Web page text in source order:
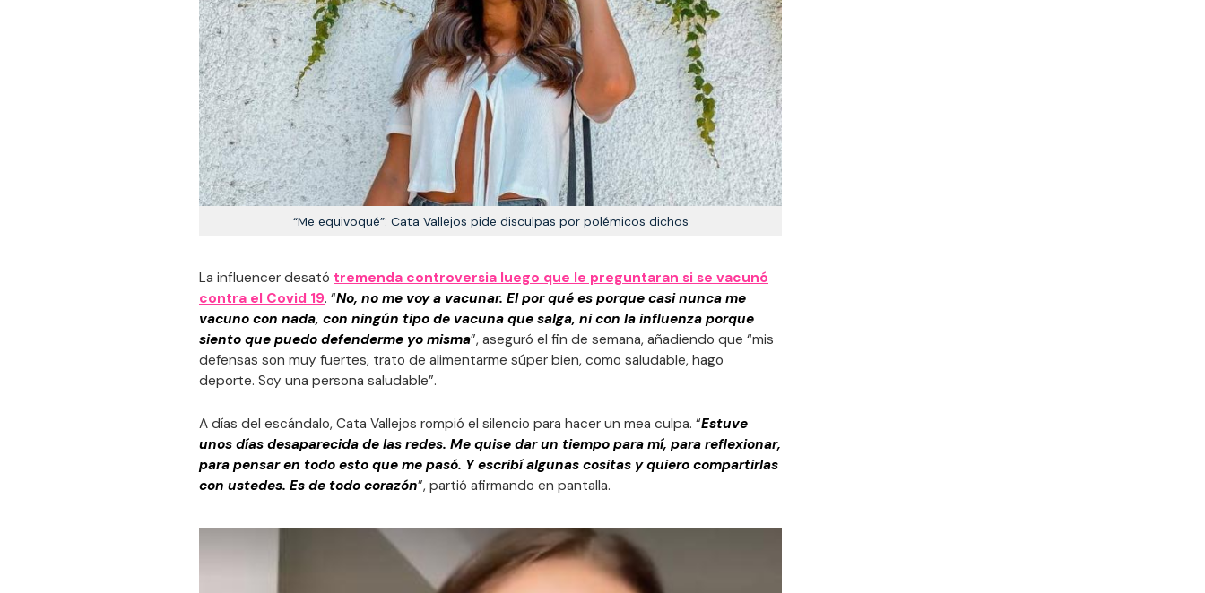
“Me equivoqué”: Cata Vallejos pide disculpas por polémicos dichos
La influencer desató tremenda controversia luego que le preguntaran si se vacunó
contra el Covid 19. “No, no me voy a vacunar. El por qué es porque casi nunca me
vacuno con nada, con ningún tipo de vacuna que salga, ni con la influenza porque
siento que puedo defenderme yo misma”, aseguró el fin de semana, añadiendo que “mis
defensas son muy fuertes, trato de alimentarme súper bien, como saludable, hago
deporte. Soy una persona saludable”.
A días del escándalo, Cata Vallejos rompió el silencio para hacer un mea culpa. “Estuve
unos días desaparecida de las redes. Me quise dar un tiempo para mí, para reflexionar,
para pensar en todo esto que me pasó. Y escribí algunas cositas y quiero compartirlas
con ustedes. Es de todo corazón”, partió afirmando en pantalla.